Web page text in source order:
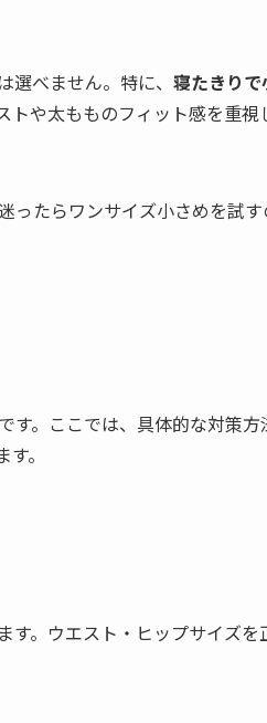
べません。特に、 寝たきり
や太もものフィット感を重視
たらワンサイズ小さめを試す
。ここでは、具体的な対策
。
。ウエスト・ヒップサイズを